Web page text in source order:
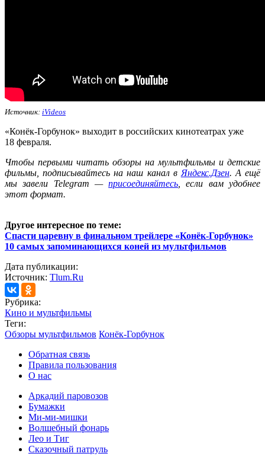
Источник: iVideos
«Конёк-Горбунок» выходит в российских кинотеатрах уже
18 февраля.
Чтобы первыми читать обзоры на мультфильмы и детские
фильмы, подписывайтесь на наш канал в Яндекс.Дзен. А ещё
мы завели Telegram — присоединяйтесь , если вам удобнее
этот формат.
Другое интересное по теме:
Спасти царевну в финальном трейлере «Конёк-Горбунок»
10 самых запоминающихся коней из мультфильмов
Дата публикации:
Источник: Tlum.Ru
Рубрика:
Кино и мультфильмы
Теги:
Обзоры мультфильмов Конёк-Горбунок
Обратная связь
Правила пользования
О нас
Аркадий паровозов
Бумажки
Ми-ми-мишки
Волшебный фонарь
Лео и Тиг
Сказочный патруль